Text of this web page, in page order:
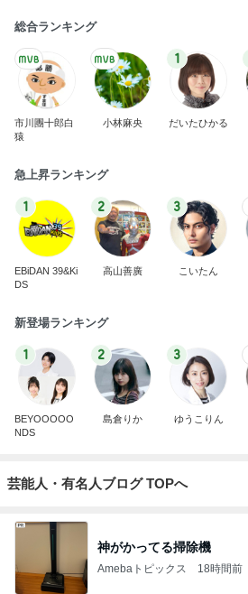
総合ランキング
市川團十郎白
猿
小林麻央
1
だいたひかる
急上昇ランキング
1
EBiDAN 39&Ki
DS
2
高山善廣
3
こいたん
新登場ランキング
1
BEYOOOOO
NDS
2
島倉りか
3
ゆうこりん
芸能人・有名人ブログ TOPへ
神がかってる掃除機
Amebaトピックス 18時間前